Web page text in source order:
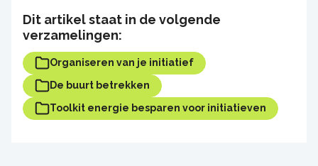
Dit artikel staat in de volgende
verzamelingen:
Organiseren van je initiatief
De buurt betrekken
Toolkit energie besparen voor initiatieven